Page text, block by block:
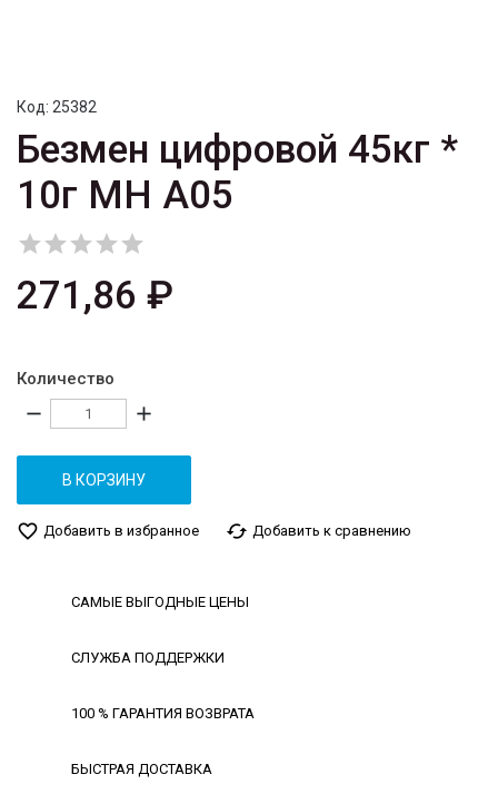
Код: 25382
Безмен цифровой 45кг *
10г MH A05

271,86 ₽
Количество
remove add
В КОРЗИНУ
favorite_border Добавить в избранное cached Добавить к сравнению
САМЫЕ ВЫГОДНЫЕ ЦЕНЫ
СЛУЖБА ПОДДЕРЖКИ
100 % ГАРАНТИЯ ВОЗВРАТА
БЫСТРАЯ ДОСТАВКА